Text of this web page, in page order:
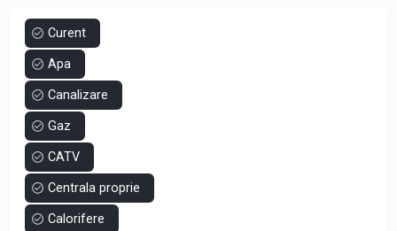
Apartamentul propus pentru vanzare face parte dintr-un
grup de 6 apartament din cadrul etajului 4 al imobilului
INCEPTION BY THE SEA, pozitionat catre Est, foarte
luminos si cu vedere la mare!
Vrei sa fi sigur de investitia ta? Alege unul din apartamentele
din cadrul acestui imobil si beneficiezi de garantia unei
executii conforme si durabile.
Suprafata construita: 68,41 mp
Curent
Apa
Canalizare
Gaz
CATV
Centrala proprie
Calorifere